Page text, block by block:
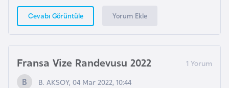
Cevabı Görüntüle Yorum Ekle
Fransa Vize Randevusu 2022
B. AKSOY, 04 Mar 2022, 10:44
İ
s
e
ç